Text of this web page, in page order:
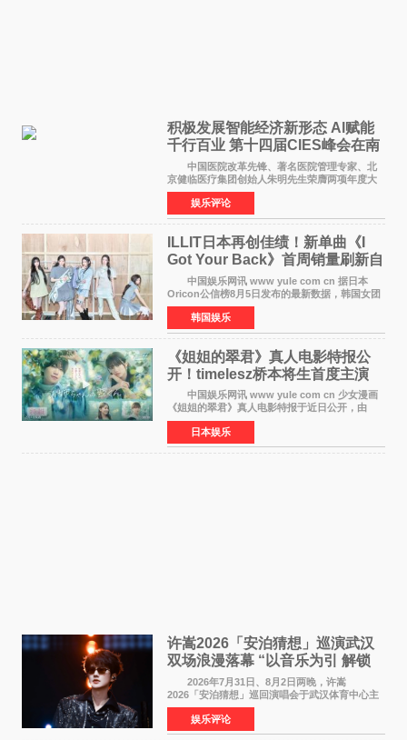
积极发展智能经济新形态 Al赋能
千行百业 第十四届CIES峰会在南
京盛大召开
中国医院改革先锋、著名医院管理专家、北
京健临医疗集团创始人朱明先生荣膺两项年度大
奖 2026年7月31日，盛夏金陵，长江之畔，
以重落地·真务实·强链接为主题的2026&lsquo;人
工智能+&rsquo
娱乐评论
ILLIT日本再创佳绩！新单曲《I
Got Your Back》首周销量刷新自
身纪录
中国娱乐网讯 www yule com cn 据日本
Oricon公信榜8月5日发布的最新数据，韩国女团
ILLIT在日本发行的第二张单曲《I Got Your
Back》首周销量达到71,009张，成功跻身最新一
期周单曲排行
韩国娱乐
《姐姐的翠君》真人电影特报公
开！timelesz桥本将生首度主演
12月4日上映
中国娱乐网讯 www yule com cn 少女漫画
《姐姐的翠君》真人电影特报于近日公开，由
timelesz成员桥本将生担任主演，这也是他首次
担任电影主演，引发高度关注。 女高中生咲
苗翠（中岛瑠菜
日本娱乐
许嵩2026「安泊猜想」巡演武汉
双场浪漫落幕 “以音乐为引 解锁
江城记忆”
2026年7月31日、8月2日两晚，许嵩
2026「安泊猜想」巡回演唱会于武汉体育中心主
体育场盛大开唱。许嵩与数万歌迷在此相聚，从
浪漫惬意的舞台设计到充满诚意与惊喜的现场互
动，共同开启了一场关于
娱乐评论